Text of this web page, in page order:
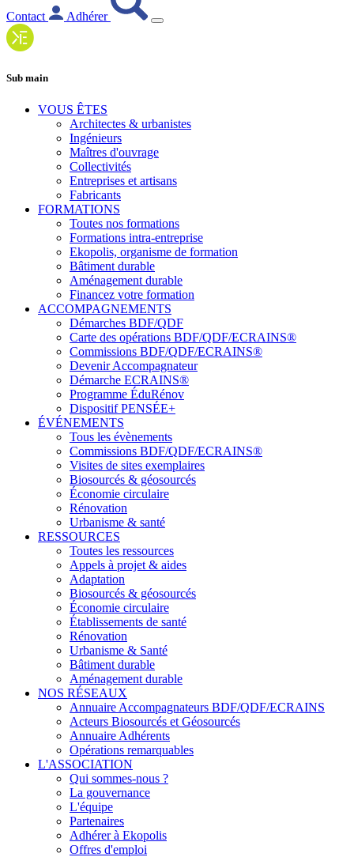
Contact Adhérer
Sub main
VOUS ÊTES
Architectes & urbanistes
Ingénieurs
Maîtres d'ouvrage
Collectivités
Entreprises et artisans
Fabricants
FORMATIONS
Toutes nos formations
Formations intra-entreprise
Ekopolis, organisme de formation
Bâtiment durable
Aménagement durable
Financez votre formation
ACCOMPAGNEMENTS
Démarches BDF/QDF
Carte des opérations BDF/QDF/ECRAINS®
Commissions BDF/QDF/ECRAINS®
Devenir Accompagnateur
Démarche ECRAINS®
Programme ÉduRénov
Dispositif PENSÉE+
ÉVÉNEMENTS
Tous les évènements
Commissions BDF/QDF/ECRAINS®
Visites de sites exemplaires
Biosourcés & géosourcés
Économie circulaire
Rénovation
Urbanisme & santé
RESSOURCES
Toutes les ressources
Appels à projet & aides
Adaptation
Biosourcés & géosourcés
Économie circulaire
Établissements de santé
Rénovation
Urbanisme & Santé
Bâtiment durable
Aménagement durable
NOS RÉSEAUX
Annuaire Accompagnateurs BDF/QDF/ECRAINS
Acteurs Biosourcés et Géosourcés
Annuaire Adhérents
Opérations remarquables
L'ASSOCIATION
Qui sommes-nous ?
La gouvernance
L'équipe
Partenaires
Adhérer à Ekopolis
Offres d'emploi